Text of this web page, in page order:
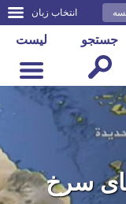
انتخاب زبان
لیست جستجو
سرخ